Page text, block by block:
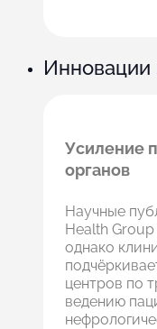
Инновации
Усиление
органов
Научные
Health Group
однако
центров по
ведению